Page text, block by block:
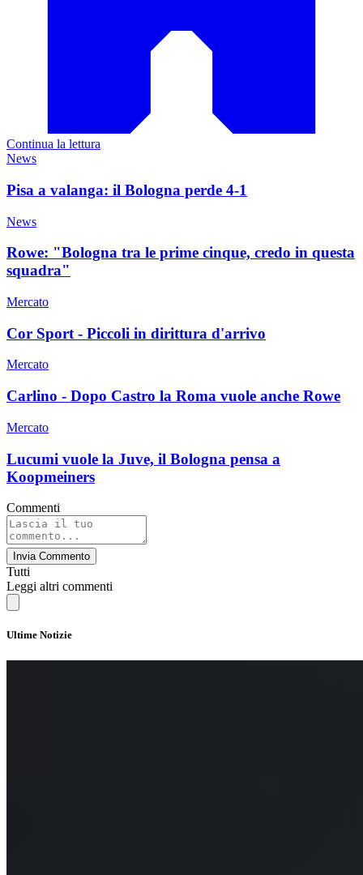
Continua la lettura
News
Pisa a valanga: il Bologna perde 4-1
News
Rowe: "Bologna tra le prime cinque, credo in questa
squadra"
Mercato
Cor Sport - Piccoli in dirittura d'arrivo
Mercato
Carlino - Dopo Castro la Roma vuole anche Rowe
Mercato
Lucumi vuole la Juve, il Bologna pensa a
Koopmeiners
Commenti
Invia Commento
Tutti
Leggi altri commenti
Ultime Notizie